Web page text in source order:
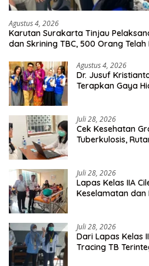
Agustus 4, 2026
Karutan Surakarta Tinjau
dan Skrining TBC, 500 Orang Telah
Agustus 4, 2026
Dr. Jusuf
Terapkan Gaya
Juli 28, 2026
Cek Kesehatan
Tuberkulosis,
Juli 28, 2026
Lapas Kelas IIA
Keselamatan dan
Juli 28, 2026
Dari Lapas Kelas
Tracing TB